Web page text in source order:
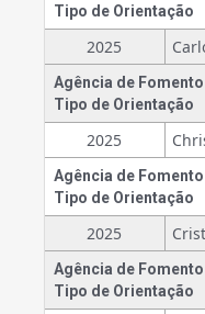
Tipo de Orientação
2025
Agência de Fomento
Tipo de Orientação
2025
Agência de Fomento
Tipo de Orientação
2025
Agência de Fomento
Tipo de Orientação